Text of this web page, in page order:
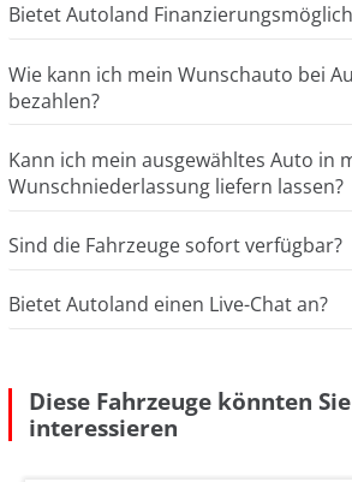
Bietet Autoland
Wie kann ich mein Wunschauto bei
bezahlen?
Kann ich mein ausgewähltes Auto in
Wunschniederlassung liefern lassen?
Sind die Fahrzeuge sofort verfügbar?
Bietet Autoland einen Live-Chat an?
Diese Fahrzeuge könnten
interessieren